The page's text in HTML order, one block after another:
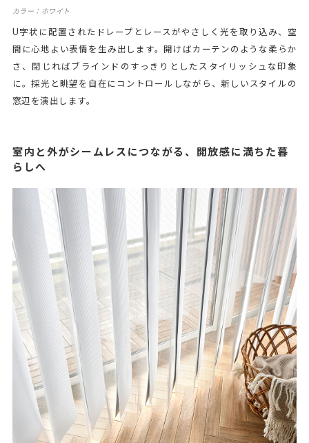
カラー：ホワイト
U字状に配置されたドレープとレースがやさしく光を取り込み、空
間に心地よい表情を生み出します。開けばカーテンのような柔らか
さ、閉じればブラインドのすっきりとしたスタイリッシュな印象
に。採光と眺望を自在にコントロールしながら、新しいスタイルの
窓辺を演出します。
室内と外がシームレスにつながる、開放感に満ちた暮
らしへ